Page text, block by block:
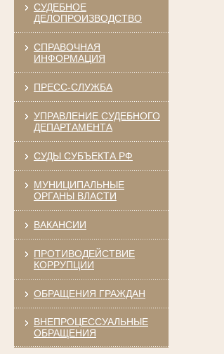
СУДЕБНОЕ
ДЕЛОПРОИЗВОДСТВО
СПРАВОЧНАЯ
ИНФОРМАЦИЯ
ПРЕСС-СЛУЖБА
УПРАВЛЕНИЕ СУДЕБНОГО
ДЕПАРТАМЕНТА
СУДЫ СУБЪЕКТА РФ
МУНИЦИПАЛЬНЫЕ
ОРГАНЫ ВЛАСТИ
ВАКАНСИИ
ПРОТИВОДЕЙСТВИЕ
КОРРУПЦИИ
ОБРАЩЕНИЯ ГРАЖДАН
ВНЕПРОЦЕССУАЛЬНЫЕ
ОБРАЩЕНИЯ